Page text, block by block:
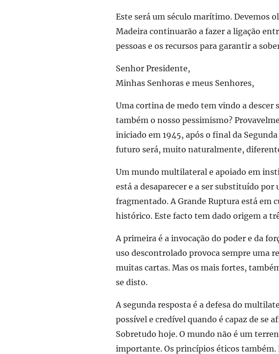
Este será um século marítimo. Devemos
Madeira continuarão a fazer a ligação
pessoas e os recursos para garantir a
Senhor Presidente,
Minhas Senhoras e meus Senhores,
Uma cortina de medo tem vindo a descer
também o nosso pessimismo?
iniciado em 1945, após o final da
futuro será, muito naturalmente,
Um mundo multilateral e apoiado em
está a desaparecer e a ser substituído
fragmentado. A Grande Ruptura está em
histórico. Este facto tem dado origem a
A primeira é a invocação do poder e da
uso descontrolado provoca sempre uma
muitas cartas. Mas os mais fortes,
se disto.
A segunda resposta é a defesa do
possível e credível quando é capaz de se
Sobretudo hoje. O mundo não é um
importante. Os princípios éticos também.